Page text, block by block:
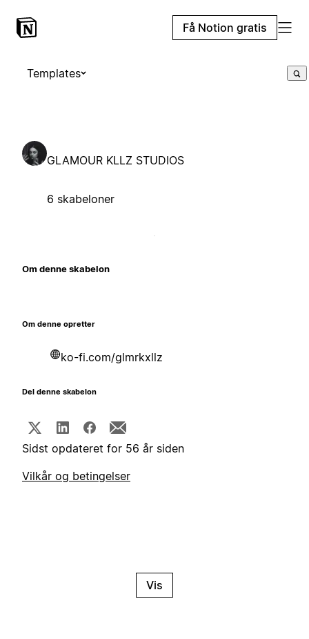
Få Notion gratis
Templates
GLAMOUR KLLZ STUDIOS
6 skabeloner
Om denne skabelon
Om denne opretter
ko-fi.com/glmrkxllz
Del denne skabelon
Sidst opdateret for 56 år siden
Vilkår og betingelser
Vis